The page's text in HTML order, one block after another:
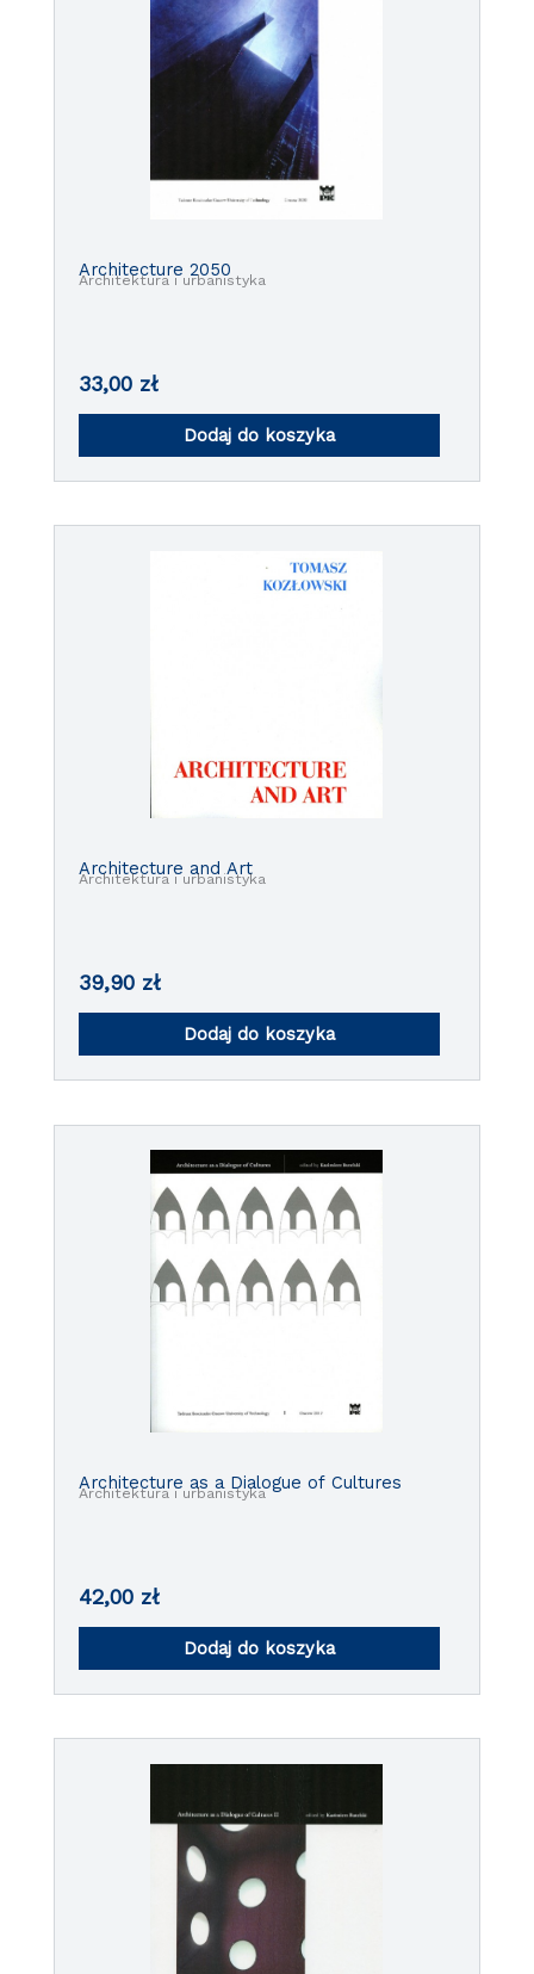
Architektura i urbanistyka
Architecture 2050
33,00 zł
Dodaj do koszyka
Architektura i urbanistyka
Architecture and Art
39,90 zł
Dodaj do koszyka
Architektura i urbanistyka
Architecture as a Dialogue of Cultures
42,00 zł
Dodaj do koszyka